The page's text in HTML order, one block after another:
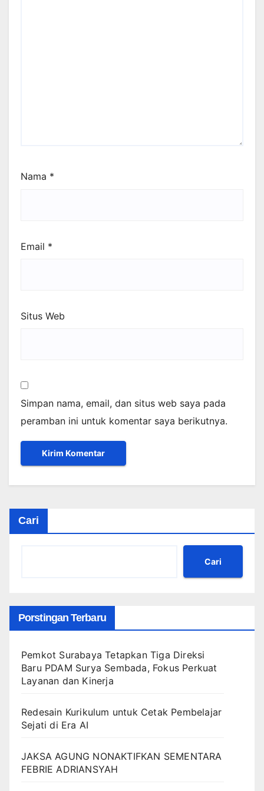
Nama *
Email *
Situs Web
Simpan nama, email, dan situs web saya pada
peramban ini untuk komentar saya berikutnya.
Cari
Cari
Porstingan Terbaru
Pemkot Surabaya Tetapkan Tiga Direksi
Baru PDAM Surya Sembada, Fokus Perkuat
Layanan dan Kinerja
Redesain Kurikulum untuk Cetak Pembelajar
Sejati di Era AI
JAKSA AGUNG NONAKTIFKAN SEMENTARA
FEBRIE ADRIANSYAH